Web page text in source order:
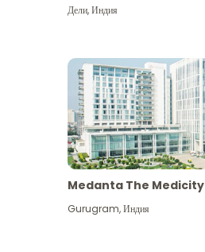
Дели,Индия
Medanta The Medicity
Gurugram,Индия